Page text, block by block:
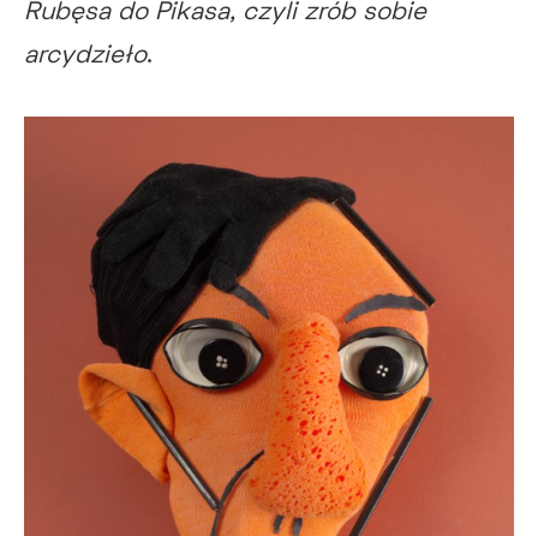
Rubęsa do Pikasa, czyli zrób sobie
arcydzieło.